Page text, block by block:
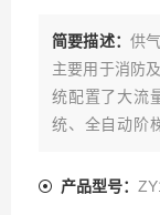
简要描述： 供
主要用于消防
统配置了大流
统、全自动阶
或补气，空气
产品型号：